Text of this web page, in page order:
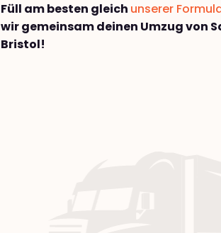
Füll am besten gleich unserer
wir gemeinsam deinen Umzug von
Bristol!